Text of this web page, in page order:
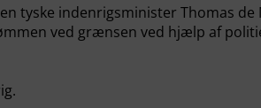
tyske indenrigsminister Thomas
ved grænsen ved hjælp af